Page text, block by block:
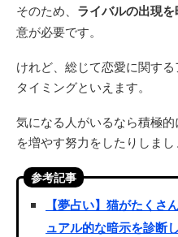
そのため、 ライバルの出現
意が必要です。
けれど、総じて恋愛に関す
タイミングといえます。
気になる人がいるなら積極
を増やす努力をしたりしまし
参考記事
【夢占い】猫がたくさ
ュアル的な暗示を診断